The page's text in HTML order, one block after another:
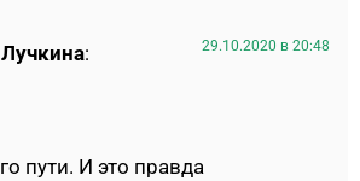
: 29.10.2020 в 20:48
пути. И это правда